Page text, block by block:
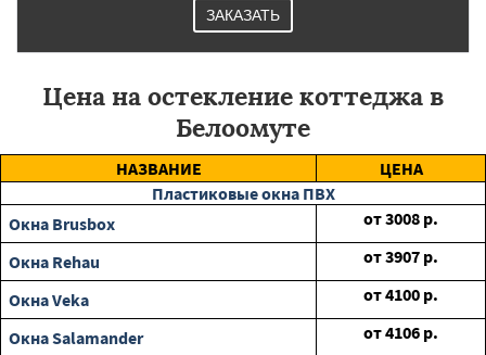
ЗАКАЗАТЬ
Цена на остекление коттеджа в
Белоомуте
НАЗВАНИЕ
ЦЕНА
Пластиковые окна ПВХ
Окна Brusbox
от3008 р.
Окна Rehau
от3907 р.
Окна Veka
от4100 р.
Окна Salamander
от4106 р.